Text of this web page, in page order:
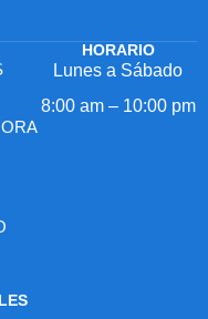
HORARIO
Lunes a Sábado
8:00 am – 10:00 pm